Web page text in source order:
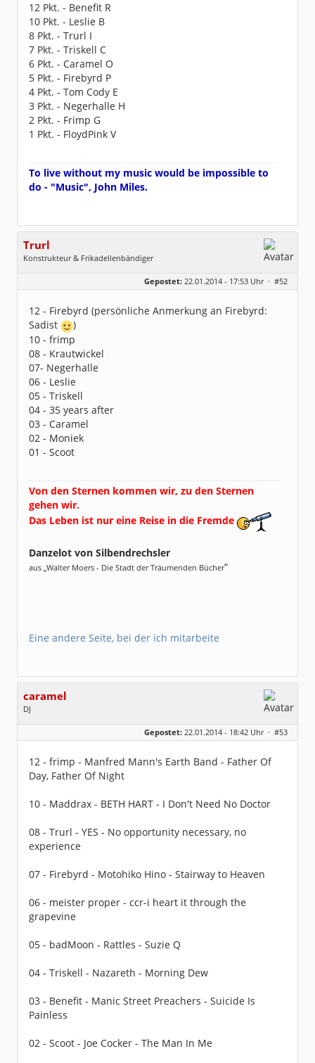
12 Pkt. - Benefit R
10 Pkt. - Leslie B
8 Pkt. - Trurl I
7 Pkt. - Triskell C
6 Pkt. - Caramel O
5 Pkt. - Firebyrd P
4 Pkt. - Tom Cody E
3 Pkt. - Negerhalle H
2 Pkt. - Frimp G
1 Pkt. - FloydPink V
To live without my music would be impossible to
do - "Music", John Miles.
Trurl
Konstrukteur & Frikadellenbändiger
Beiträge:
13856
Gepostet: 22.01.2014 - 17:53 Uhr · #52
12 - Firebyrd (persönliche Anmerkung an Firebyrd:
Sadist
)
10 - frimp
08 - Krautwickel
07- Negerhalle
06 - Leslie
05 - Triskell
04 - 35 years after
03 - Caramel
02 - Moniek
01 - Scoot
Von den Sternen kommen wir, zu den Sternen
gehen wir.
Das Leben ist nur eine Reise in die Fremde
Danzelot von Silbendrechsler
aus „Walter Moers - Die Stadt der Träumenden Bücher“
Eine andere Seite, bei der ich mitarbeite
caramel
DJ
Geschlecht:
keine Angabe
Dabei seit:
02 / 2010
Gepostet: 22.01.2014 - 18:42 Uhr · #53
12 - frimp - Manfred Mann's Earth Band - Father Of
Day, Father Of Night
10 - Maddrax - BETH HART - I Don't Need No Doctor
08 - Trurl - YES - No opportunity necessary, no
experience
07 - Firebyrd - Motohiko Hino - Stairway to Heaven
06 - meister proper - ccr-i heart it through the
grapevine
05 - badMoon - Rattles - Suzie Q
04 - Triskell - Nazareth - Morning Dew
03 - Benefit - Manic Street Preachers - Suicide Is
Painless
02 - Scoot - Joe Cocker - The Man In Me